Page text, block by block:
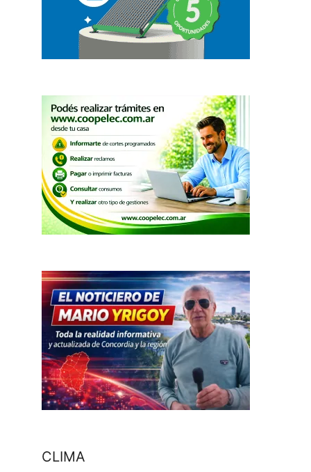
CLIMA